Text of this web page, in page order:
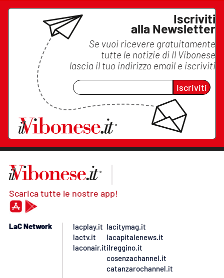
Iscriviti
alla Newsletter
Se vuoi ricevere gratuitamente
tutte le notizie di Il Vibonese
lascia il tuo indirizzo email e iscriviti
Iscriviti
Scarica tutte le nostre app!
LaC Network
lacplay.it
lactv.it
laconair.it
lacitymag.it
lacapitalenews.it
ilreggino.it
cosenzachannel.it
catanzarochannel.it